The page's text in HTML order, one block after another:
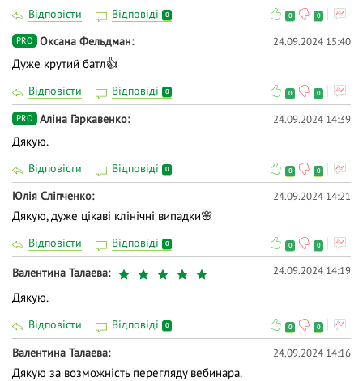
Відповісти Відповіді 0 0 0
PRO Оксана Фельдман 24.09.2024 15:40
Дуже крутий батл👍
Відповісти Відповіді 0 0 0
PRO Аліна Гаркавенко 24.09.2024 14:39
Дякую.
Відповісти Відповіді 0 0 0
Юлія Сліпченко 24.09.2024 14:21
Дякую, дуже цікаві клінічні випадки🌸
Відповісти Відповіді 0 0 0
Валентина Талаева 24.09.2024 14:19
Дякую.
Відповісти Відповіді 0 0 0
Валентина Талаева 24.09.2024 14:16
Дякую за возможність перегляду вебинара.